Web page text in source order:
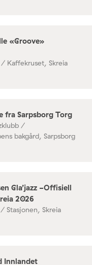
«Groove»
/ Kaffekruset, Skreia
fra Sarpsborg Torg
/
bakgård, Sarpsborg
Gla’jazz -Offisiell
2026
Stasjonen, Skreia
Innlandet